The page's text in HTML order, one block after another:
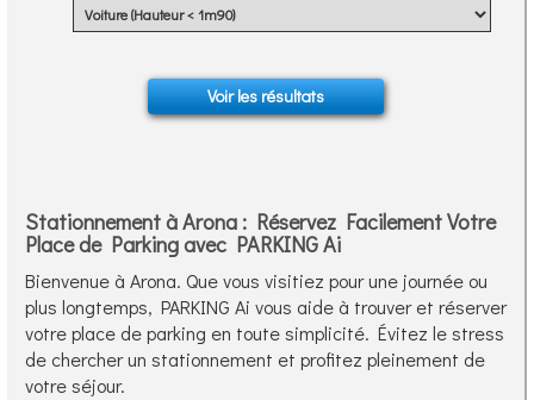
Stationnement à Arona : Réservez Facilement Votre
Place de Parking avec PARKING Ai
Bienvenue à Arona. Que vous visitiez pour une journée ou
plus longtemps, PARKING Ai vous aide à trouver et réserver
votre place de parking en toute simplicité. Évitez le stress
de chercher un stationnement et profitez pleinement de
votre séjour.